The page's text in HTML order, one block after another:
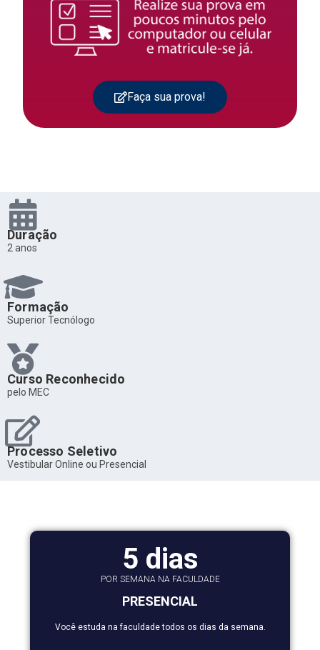
Faça sua prova!
Duração
2 anos
Formação
Superior Tecnólogo
Curso Reconhecido
pelo MEC
Processo Seletivo
Vestibular Online ou Presencial
5 dias
POR SEMANA NA FACULDADE
PRESENCIAL
Você estuda na faculdade todos os dias da semana.